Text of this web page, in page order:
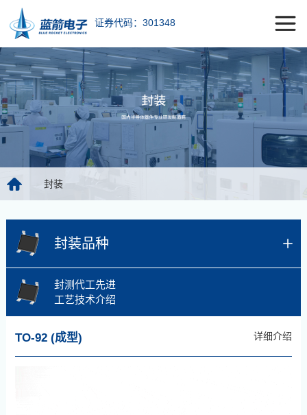
证券代码：301348
封装
封装品种
封测代工先进
工艺技术介绍
TO-92 (成型) 详细介绍